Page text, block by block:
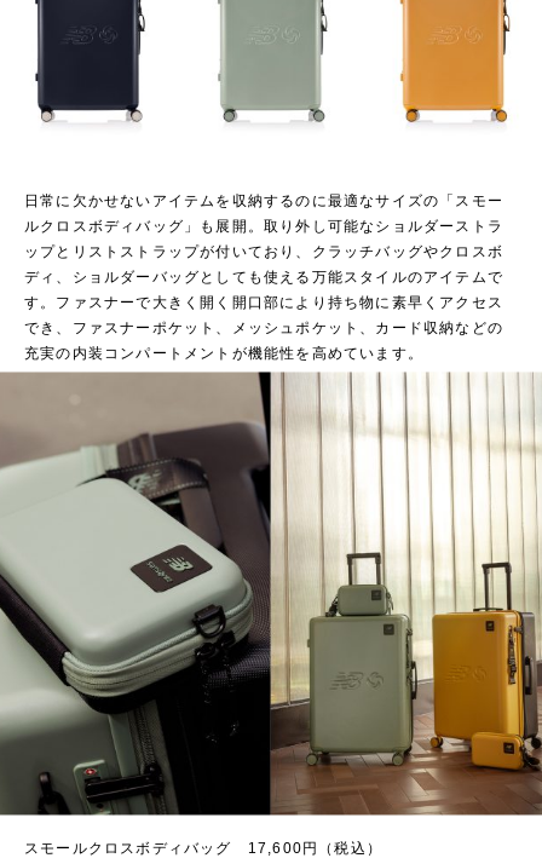
日常に欠かせないアイテムを収納するのに最適なサイズの「スモー
ルクロスボディバッグ」も展開。取り外し可能なショルダーストラ
ップとリストストラップが付いており、クラッチバッグやクロスボ
ディ、ショルダーバッグとしても使える万能スタイルのアイテムで
す。ファスナーで大きく開く開口部により持ち物に素早くアクセス
でき、ファスナーポケット、メッシュポケット、カード収納などの
充実の内装コンパートメントが機能性を高めています。
スモールクロスボディバッグ 17,600円（税込）